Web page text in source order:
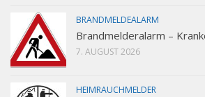
BRANDMELDEALARM
Brandmelderalarm –
7. AUGUST 2026
HEIMRAUCHMELDER